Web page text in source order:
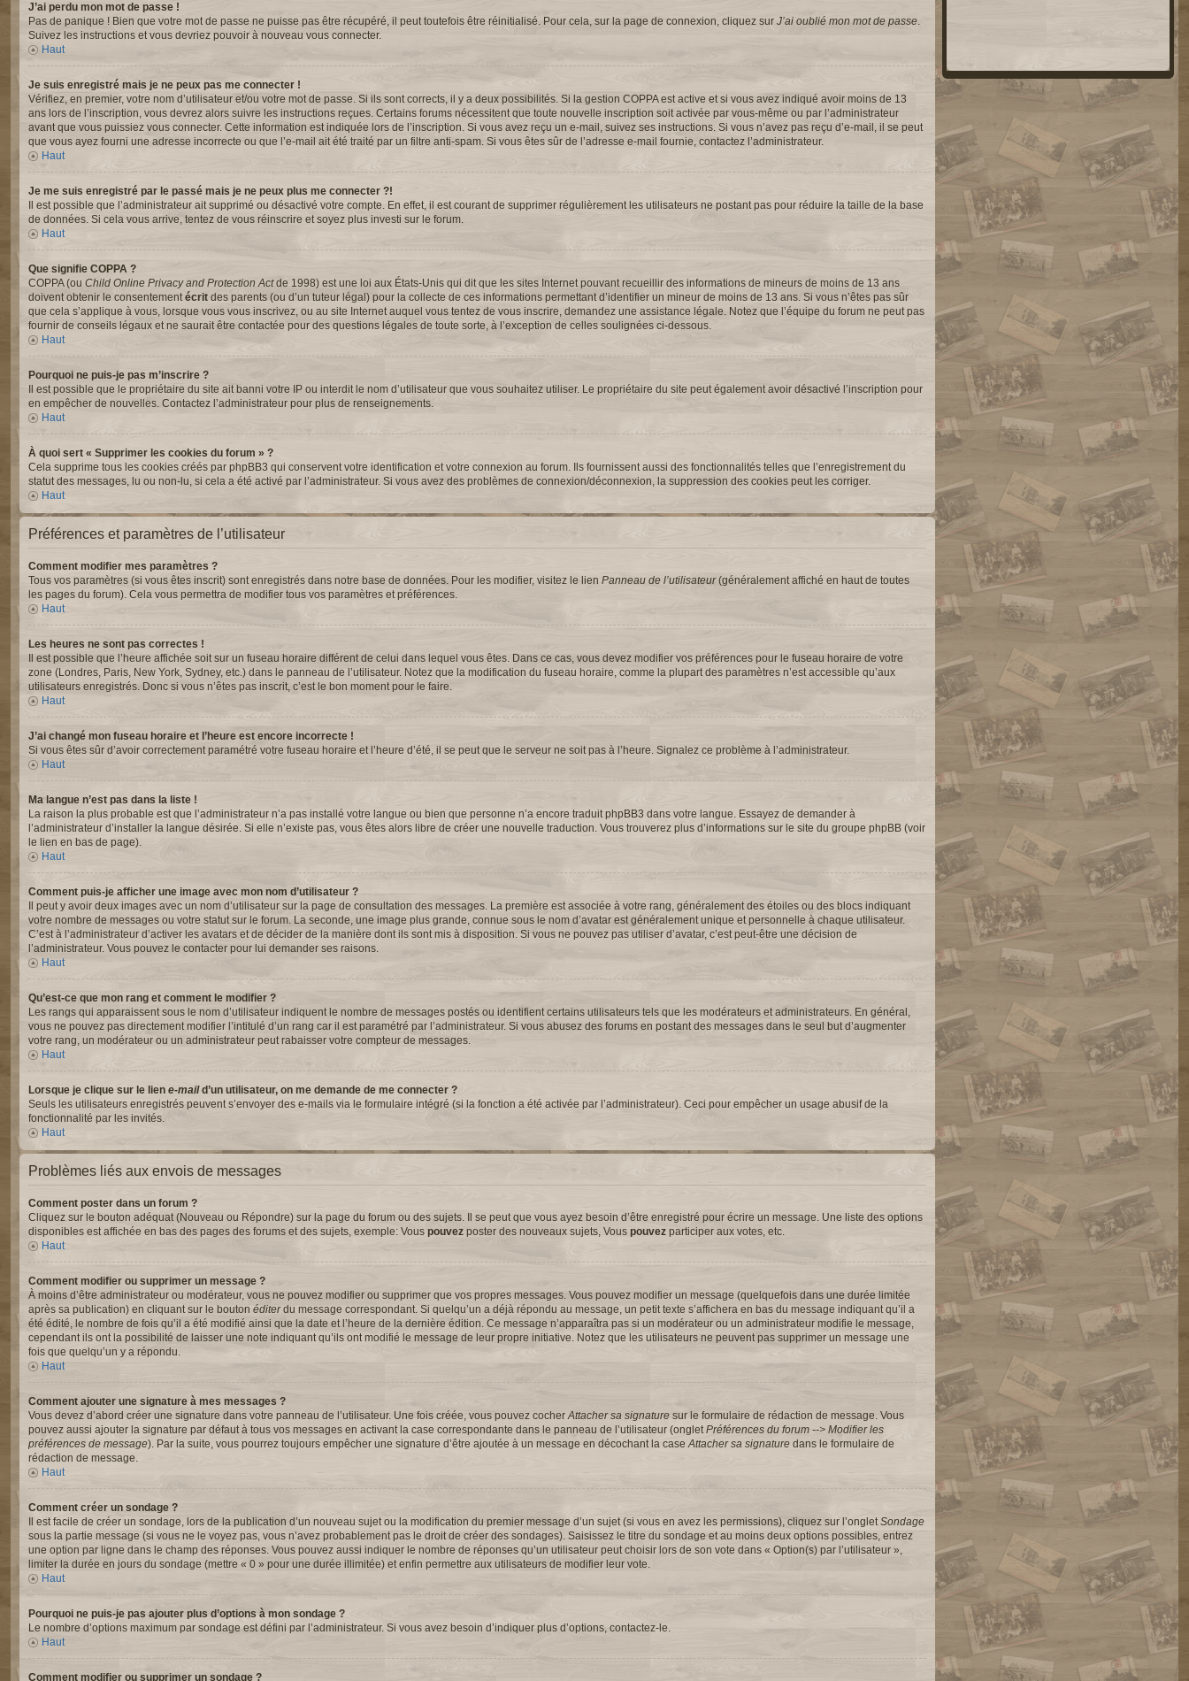
J’ai perdu mon mot de passe !
Pas de panique ! Bien que votre mot de passe ne puisse pas être récupéré, il peut toutefois être réinitialisé. Pour cela, sur la page de connexion, cliquez sur J’ai oublié mon mot de passe
Suivez les instructions et vous devriez pouvoir à nouveau vous connecter.
Haut
Je suis enregistré mais je ne peux pas me connecter !
Vérifiez, en premier, votre nom d’utilisateur et/ou votre mot de passe. Si ils sont corrects, il y a deux possibilités. Si la gestion COPPA est active et si vous avez indiqué avoir moins de 13
ans lors de l’inscription, vous devrez alors suivre les instructions reçues. Certains forums nécessitent que toute nouvelle inscription soit activée par vous-même ou par l’administrateur
avant que vous puissiez vous connecter. Cette information est indiquée lors de l’inscription. Si vous avez reçu un e-mail, suivez ses instructions. Si vous n’avez pas reçu d’e-mail, il se peut
que vous ayez fourni une adresse incorrecte ou que l’e-mail ait été traité par un filtre anti-spam. Si vous êtes sûr de l’adresse e-mail fournie, contactez l’administrateur.
Haut
Je me suis enregistré par le passé mais je ne peux plus me connecter ?!
Il est possible que l’administrateur ait supprimé ou désactivé votre compte. En effet, il est courant de supprimer régulièrement les utilisateurs ne postant pas pour réduire la taille de la base
de données. Si cela vous arrive, tentez de vous réinscrire et soyez plus investi sur le forum.
Haut
Que signifie COPPA ?
COPPA (ou Child Online Privacy and Protection Actde 1998) est une loi aux États-Unis qui dit que les sites Internet pouvant recueillir des informations de mineurs de moins de 13 ans
doivent obtenir le consentement écrit des parents (ou d’un tuteur légal) pour la collecte de ces informations permettant d’identifier un mineur de moins de 13 ans. Si vous n’êtes pas sûr
que cela s’applique à vous, lorsque vous vous inscrivez, ou au site Internet auquel vous tentez de vous inscrire, demandez une assistance légale. Notez que l’équipe du forum ne peut pas
fournir de conseils légaux et ne saurait être contactée pour des questions légales de toute sorte, à l’exception de celles soulignées ci-dessous.
Haut
Pourquoi ne puis-je pas m’inscrire ?
Il est possible que le propriétaire du site ait banni votre IP ou interdit le nom d’utilisateur que vous souhaitez utiliser. Le propriétaire du site peut également avoir désactivé l’inscription pour
en empêcher de nouvelles. Contactez l’administrateur pour plus de renseignements.
Haut
À quoi sert « Supprimer les cookies du forum » ?
Cela supprime tous les cookies créés par phpBB3 qui conservent votre identification et votre connexion au forum. Ils fournissent aussi des fonctionnalités telles que l’enregistrement du
statut des messages, lu ou non-lu, si cela a été activé par l’administrateur. Si vous avez des problèmes de connexion/déconnexion, la suppression des cookies peut les corriger.
Haut
Préférences et paramètres de l’utilisateur
Comment modifier mes paramètres ?
Tous vos paramètres (si vous êtes inscrit) sont enregistrés dans notre base de données. Pour les modifier, visitez le lien Panneau de l’utilisateur(généralement affiché en haut de toutes
les pages du forum). Cela vous permettra de modifier tous vos paramètres et préférences.
Haut
Les heures ne sont pas correctes !
Il est possible que l’heure affichée soit sur un fuseau horaire différent de celui dans lequel vous êtes. Dans ce cas, vous devez modifier vos préférences pour le fuseau horaire de votre
zone (Londres, Paris, New York, Sydney, etc.) dans le panneau de l’utilisateur. Notez que la modification du fuseau horaire, comme la plupart des paramètres n’est accessible qu’aux
utilisateurs enregistrés. Donc si vous n’êtes pas inscrit, c’est le bon moment pour le faire.
Haut
J’ai changé mon fuseau horaire et l’heure est encore incorrecte !
Si vous êtes sûr d’avoir correctement paramétré votre fuseau horaire et l’heure d’été, il se peut que le serveur ne soit pas à l’heure. Signalez ce problème à l’administrateur.
Haut
Ma langue n’est pas dans la liste !
La raison la plus probable est que l’administrateur n’a pas installé votre langue ou bien que personne n’a encore traduit phpBB3 dans votre langue. Essayez de demander à
l’administrateur d’installer la langue désirée. Si elle n’existe pas, vous êtes alors libre de créer une nouvelle traduction. Vous trouverez plus d’informations sur le site du groupe phpBB (voir
le lien en bas de page).
Haut
Comment puis-je afficher une image avec mon nom d’utilisateur ?
Il peut y avoir deux images avec un nom d’utilisateur sur la page de consultation des messages. La première est associée à votre rang, généralement des étoiles ou des blocs indiquant
votre nombre de messages ou votre statut sur le forum. La seconde, une image plus grande, connue sous le nom d’avatar est généralement unique et personnelle à chaque utilisateur.
C’est à l’administrateur d’activer les avatars et de décider de la manière dont ils sont mis à disposition. Si vous ne pouvez pas utiliser d’avatar, c’est peut-être une décision de
l’administrateur. Vous pouvez le contacter pour lui demander ses raisons.
Haut
Qu’est-ce que mon rang et comment le modifier ?
Les rangs qui apparaissent sous le nom d’utilisateur indiquent le nombre de messages postés ou identifient certains utilisateurs tels que les modérateurs et administrateurs. En général,
vous ne pouvez pas directement modifier l’intitulé d’un rang car il est paramétré par l’administrateur. Si vous abusez des forums en postant des messages dans le seul but d’augmenter
votre rang, un modérateur ou un administrateur peut rabaisser votre compteur de messages.
Haut
Lorsque je clique sur le lien e-maild’un utilisateur, on me demande de me connecter ?
Seuls les utilisateurs enregistrés peuvent s’envoyer des e-mails via le formulaire intégré (si la fonction a été activée par l’administrateur). Ceci pour empêcher un usage abusif de la
fonctionnalité par les invités.
Haut
Problèmes liés aux envois de messages
Comment poster dans un forum ?
Cliquez sur le bouton adéquat (Nouveau ou Répondre) sur la page du forum ou des sujets. Il se peut que vous ayez besoin d’être enregistré pour écrire un message. Une liste des options
disponibles est affichée en bas des pages des forums et des sujets, exemple: Vous pouvez poster des nouveaux sujets, Vous pouvez participer aux votes, etc.
Haut
Comment modifier ou supprimer un message ?
À moins d’être administrateur ou modérateur, vous ne pouvez modifier ou supprimer que vos propres messages. Vous pouvez modifier un message (quelquefois dans une durée limitée
après sa publication) en cliquant sur le bouton éditerdu message correspondant. Si quelqu’un a déjà répondu au message, un petit texte s’affichera en bas du message indiquant qu’il a
été édité, le nombre de fois qu’il a été modifié ainsi que la date et l’heure de la dernière édition. Ce message n’apparaîtra pas si un modérateur ou un administrateur modifie le message,
cependant ils ont la possibilité de laisser une note indiquant qu’ils ont modifié le message de leur propre initiative. Notez que les utilisateurs ne peuvent pas supprimer un message une
fois que quelqu’un y a répondu.
Haut
Comment ajouter une signature à mes messages ?
Vous devez d’abord créer une signature dans votre panneau de l’utilisateur. Une fois créée, vous pouvez cocher Attacher sa signature sur le formulaire de rédaction de message. Vous
pouvez aussi ajouter la signature par défaut à tous vos messages en activant la case correspondante dans le panneau de l’utilisateur (onglet Préférences du forum --> Modifier les
préférences de message). Par la suite, vous pourrez toujours empêcher une signature d’être ajoutée à un message en décochant la case Attacher sa signature dans le formulaire de
rédaction de message.
Haut
Comment créer un sondage ?
Il est facile de créer un sondage, lors de la publication d’un nouveau sujet ou la modification du premier message d’un sujet (si vous en avez les permissions), cliquez sur l’onglet Sondage
sous la partie message (si vous ne le voyez pas, vous n’avez probablement pas le droit de créer des sondages). Saisissez le titre du sondage et au moins deux options possibles, entrez
une option par ligne dans le champ des réponses. Vous pouvez aussi indiquer le nombre de réponses qu’un utilisateur peut choisir lors de son vote dans « Option(s) par l’utilisateur »,
limiter la durée en jours du sondage (mettre « 0 » pour une durée illimitée) et enfin permettre aux utilisateurs de modifier leur vote.
Haut
Pourquoi ne puis-je pas ajouter plus d’options à mon sondage ?
Le nombre d’options maximum par sondage est défini par l’administrateur. Si vous avez besoin d’indiquer plus d’options, contactez-le.
Haut
Comment modifier ou supprimer un sondage ?